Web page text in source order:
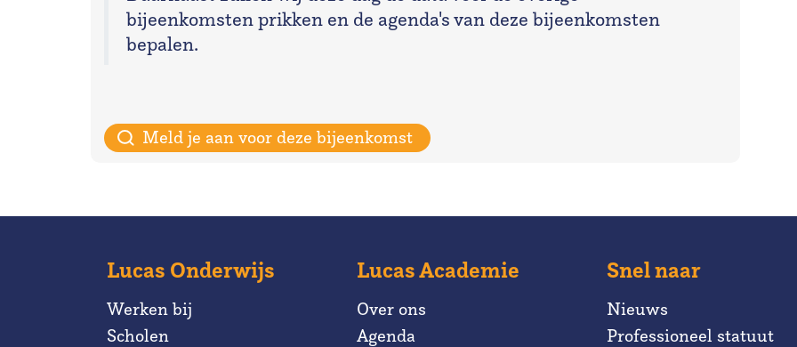
bijeenkomsten prikken en de agenda's van deze bijeenkomsten
bepalen.
Meld je aan voor deze bijeenkomst
Lucas Onderwijs
Werken bij
Scholen
Lucas Academie
Over ons
Agenda
Snel naar
Nieuws
Professioneel statuut